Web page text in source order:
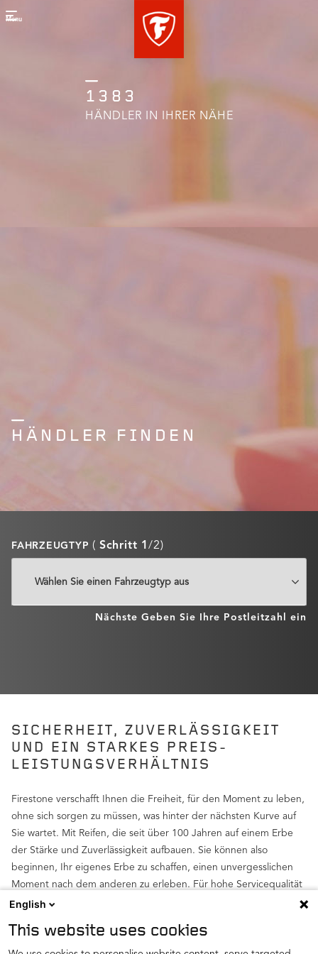
Menu
1383
HÄNDLER IN IHRER NÄHE
HÄNDLER FINDEN
FAHRZEUGTYP ( Schritt 1 /2)
Nächste Geben Sie Ihre Postleitzahl ein
SICHERHEIT, ZUVERLÄSSIGKEIT
UND EIN STARKES PREIS-
LEISTUNGSVERHÄLTNIS
Firestone verschafft Ihnen die Freiheit, für den Moment zu leben,
ohne sich sorgen zu müssen, was hinter der nächsten Kurve auf
Sie wartet. Mit Reifen, die seit über 100 Jahren auf einem Erbe
der Stärke und Zuverlässigkeit aufbauen. Sie können also
beginnen, Ihr eigenes Erbe zu schaffen, einen unvergesslichen
Moment nach dem anderen zu erleben. Für hohe Servicequalität
und wettbewerbsfähige Preise schauen Sie bei unseren
English
This website uses cookies